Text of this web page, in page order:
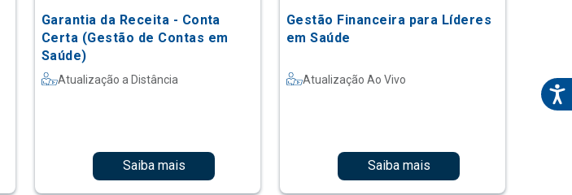
Garantia da Receita - Conta
Certa (Gestão de Contas em
Saúde)
Atualização a Distância
Saiba mais
Gestão Financeira para Líderes
em Saúde
Atualização Ao Vivo
Saiba mais